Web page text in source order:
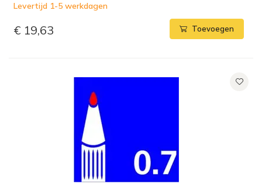
Levertijd 1-5 werkdagen
€ 19,63 Toevoegen